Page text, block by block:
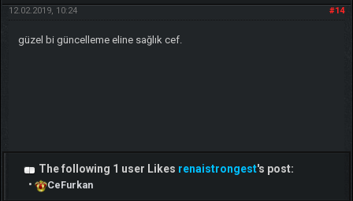
#14
12.02.2019, 10:24
güzel bi güncelleme eline sağlık cef.
The following 1 user Likes renaistrongest's post:
•
CeFurkan